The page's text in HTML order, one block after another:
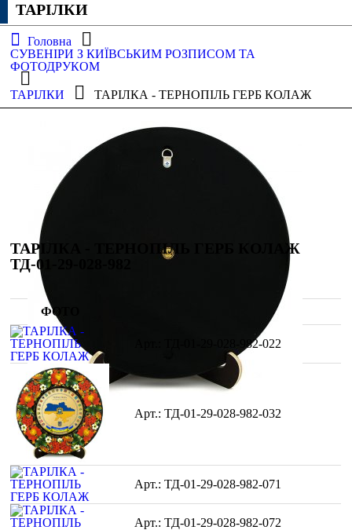
ТАРІЛКИ
Головна
СУВЕНІРИ З КИЇВСЬКИМ РОЗПИСОМ ТА
ФОТОДРУКОМ
ТАРІЛКИ ТАРІЛКА - ТЕРНОПІЛЬ ГЕРБ КОЛАЖ
ТАРІЛКА - ТЕРНОПІЛЬ ГЕРБ КОЛАЖ
ТД-01-29-028-982
ФОТО
ТД-01-29-028-982-022
ТД-01-29-028-982-032
ТД-01-29-028-982-071
ТД-01-29-028-982-072